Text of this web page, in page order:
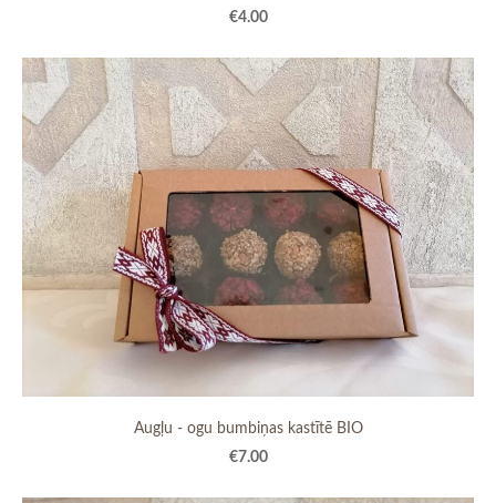
€4.00
Augļu - ogu bumbiņas kastītē BIO
€7.00